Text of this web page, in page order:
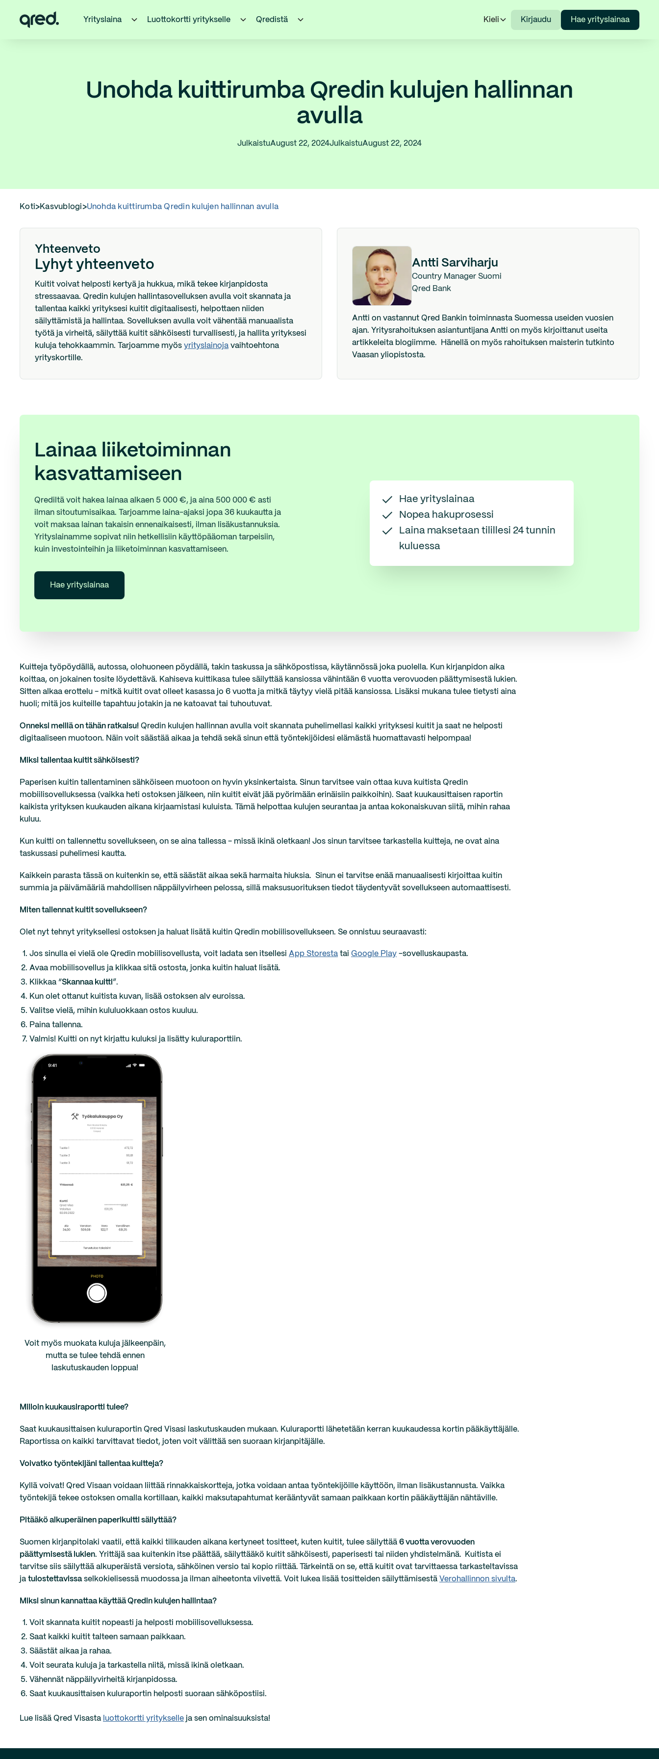
Yrityslaina Luottokortti yritykselle Qredistä Kieli Kirjaudu Hae yrityslainaa
Unohda kuittirumba Qredin kulujen hallinnan
avulla
JulkaistuAugust 22, 2024JulkaistuAugust 22, 2024
Koti>Kasvublogi>Unohda kuittirumba Qredin kulujen hallinnan avulla
Yhteenveto
Lyhyt yhteenveto
Kuitit voivat helposti kertyä ja hukkua, mikä tekee kirjanpidosta
stressaavaa. Qredin kulujen hallintasovelluksen avulla voit skannata ja
tallentaa kaikki yrityksesi kuitit digitaalisesti, helpottaen niiden
säilyttämistä ja hallintaa. Sovelluksen avulla voit vähentää manuaalista
työtä ja virheitä, säilyttää kuitit sähköisesti turvallisesti, ja hallita yrityksesi
kuluja tehokkaammin. Tarjoamme myös yrityslainoja vaihtoehtona
yrityskortille.
Antti Sarviharju
Country Manager Suomi
Qred Bank
Antti on vastannut Qred Bankin toiminnasta Suomessa useiden vuosien
ajan. Yritysrahoituksen asiantuntijana Antti on myös kirjoittanut useita
artikkeleita blogiimme. Hänellä on myös rahoituksen maisterin tutkinto
Vaasan yliopistosta.
Lainaa liiketoiminnan
kasvattamiseen
Qrediltä voit hakea lainaa alkaen 5 000 €, ja aina 500 000 € asti
ilman sitoutumisaikaa. Tarjoamme laina-ajaksi jopa 36 kuukautta ja
voit maksaa lainan takaisin ennenaikaisesti, ilman lisäkustannuksia.
Yrityslainamme sopivat niin hetkellisiin käyttöpääoman tarpeisiin,
kuin investointeihin ja liiketoiminnan kasvattamiseen.
Hae yrityslainaa
Hae yrityslainaa
Nopea hakuprosessi
Laina maksetaan tilillesi 24 tunnin
kuluessa
Kuitteja työpöydällä, autossa, olohuoneen pöydällä, takin taskussa ja sähköpostissa, käytännössä joka puolella. Kun kirjanpidon aika
koittaa, on jokainen tosite löydettävä. Kahiseva kuittikasa tulee säilyttää kansiossa vähintään 6 vuotta verovuoden päättymisestä lukien.
Sitten alkaa erottelu - mitkä kuitit ovat olleet kasassa jo 6 vuotta ja mitkä täytyy vielä pitää kansiossa. Lisäksi mukana tulee tietysti aina
huoli; mitä jos kuiteille tapahtuu jotakin ja ne katoavat tai tuhoutuvat.
Onneksi meillä on tähän ratkaisu! Qredin kulujen hallinnan avulla voit skannata puhelimellasi kaikki yrityksesi kuitit ja saat ne helposti
digitaaliseen muotoon. Näin voit säästää aikaa ja tehdä sekä sinun että työntekijöidesi elämästä huomattavasti helpompaa!
Miksi tallentaa kuitit sähköisesti?
Paperisen kuitin tallentaminen sähköiseen muotoon on hyvin yksinkertaista. Sinun tarvitsee vain ottaa kuva kuitista Qredin
mobiilisovelluksessa (vaikka heti ostoksen jälkeen, niin kuitit eivät jää pyörimään erinäisiin paikkoihin). Saat kuukausittaisen raportin
kaikista yrityksen kuukauden aikana kirjaamistasi kuluista. Tämä helpottaa kulujen seurantaa ja antaa kokonaiskuvan siitä, mihin rahaa
kuluu.
Kun kuitti on tallennettu sovellukseen, on se aina tallessa - missä ikinä oletkaan! Jos sinun tarvitsee tarkastella kuitteja, ne ovat aina
taskussasi puhelimesi kautta.
Kaikkein parasta tässä on kuitenkin se, että säästät aikaa sekä harmaita hiuksia. Sinun ei tarvitse enää manuaalisesti kirjoittaa kuitin
summia ja päivämääriä mahdollisen näppäilyvirheen pelossa, sillä maksusuorituksen tiedot täydentyvät sovellukseen automaattisesti.
Miten tallennat kuitit sovellukseen?
Olet nyt tehnyt yrityksellesi ostoksen ja haluat lisätä kuitin Qredin mobiilisovellukseen. Se onnistuu seuraavasti:
Jos sinulla ei vielä ole Qredin mobiilisovellusta, voit ladata sen itsellesi App Storesta tai Google Play -sovelluskaupasta.
Avaa mobiilisovellus ja klikkaa sitä ostosta, jonka kuitin haluat lisätä.
Klikkaa “Skannaa kuitti”.
Kun olet ottanut kuitista kuvan, lisää ostoksen alv euroissa.
Valitse vielä, mihin kululuokkaan ostos kuuluu.
Paina tallenna.
Valmis! Kuitti on nyt kirjattu kuluksi ja lisätty kuluraporttiin.
Voit myös muokata kuluja jälkeenpäin,
mutta se tulee tehdä ennen
laskutuskauden loppua!
Milloin kuukausiraportti tulee?
Saat kuukausittaisen kuluraportin Qred Visasi laskutuskauden mukaan. Kuluraportti lähetetään kerran kuukaudessa kortin pääkäyttäjälle.
Raportissa on kaikki tarvittavat tiedot, joten voit välittää sen suoraan kirjanpitäjälle.
Voivatko työntekijäni tallentaa kuitteja?
Kyllä voivat! Qred Visaan voidaan liittää rinnakkaiskortteja, jotka voidaan antaa työntekijöille käyttöön, ilman lisäkustannusta. Vaikka
työntekijä tekee ostoksen omalla kortillaan, kaikki maksutapahtumat kerääntyvät samaan paikkaan kortin pääkäyttäjän nähtäville.
Pitääkö alkuperäinen paperikuitti säilyttää?
Suomen kirjanpitolaki vaatii, että kaikki tilikauden aikana kertyneet tositteet, kuten kuitit, tulee säilyttää 6 vuotta verovuoden
päättymisestä lukien. Yrittäjä saa kuitenkin itse päättää, säilyttääkö kuitit sähköisesti, paperisesti tai niiden yhdistelmänä.
Kuitista ei
tarvitse siis säilyttää alkuperäistä versiota, sähköinen versio tai kopio riittää.
Tärkeintä on se, että kuitit ovat tarvittaessa tarkasteltavissa
ja tulostettavissaselkokielisessä muodossa ja ilman aiheetonta viivettä. Voit lukea lisää tositteiden säilyttämisestä Verohallinnon sivulta.
Miksi sinun kannattaa käyttää Qredin kulujen hallintaa?
Voit skannata kuitit nopeasti ja helposti mobiilisovelluksessa.
Saat kaikki kuitit talteen samaan paikkaan.
Säästät aikaa ja rahaa.
Voit seurata kuluja ja tarkastella niitä, missä ikinä oletkaan.
Vähennät näppäilyvirheitä kirjanpidossa.
Saat kuukausittaisen kuluraportin helposti suoraan sähköpostiisi.
Lue lisää Qred Visasta luottokortti yritykselle ja sen ominaisuuksista!